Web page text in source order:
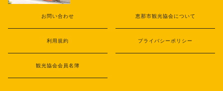
お問い合わせ 恵那市観光協会について
利用規約 プライバシーポリシー
観光協会会員名簿